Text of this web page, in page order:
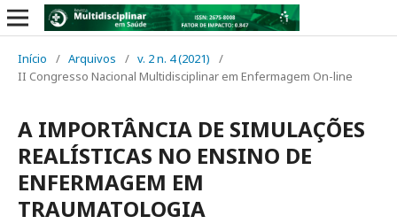
Início / Arquivos / v. 2 n. 4 (2021)
/
II Congresso Nacional Multidisciplinar em Enfermagem On-line
A IMPORTÂNCIA DE SIMULAÇÕES
REALÍSTICAS NO ENSINO DE
ENFERMAGEM EM
TRAUMATOLOGIA